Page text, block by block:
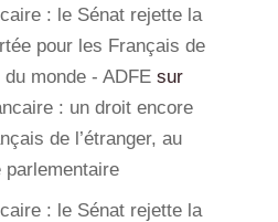
: le Sénat rejette la
pour les Français de
du monde - ADFEsur
: un droit encore
de l’étranger, au
: le Sénat rejette la